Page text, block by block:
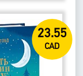
23.55
CAD